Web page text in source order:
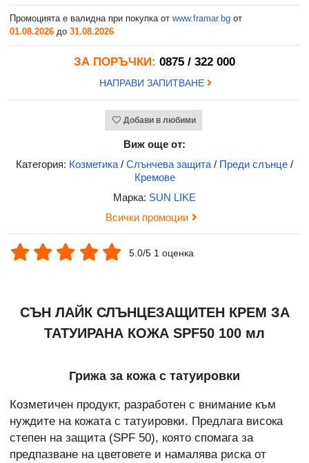
Промоцията е валидна при покупка от www.framar.bg от
01.08.2026 до 31.08.2026
ЗА ПОРЪЧКИ: 0875 / 322 000
НАПРАВИ ЗАПИТВАНЕ
Добави в любими
Виж още от:
Категория: Козметика / Слънчева защита / Преди слънце /
Кремове
Марка: SUN LIKE
Всички промоции
5.0/5 1 оценка
СЪН ЛАЙК СЛЪНЦЕЗАЩИТЕН КРЕМ ЗА
ТАТУИРАНА КОЖА SPF50 100 мл
Грижа за кожа с татуировки
Козметичен продукт, разработен с внимание към
нуждите на кожата с татуировки. Предлага висока
степен на защита (SPF 50), която спомага за
предпазване на цветовете и намалява риска от